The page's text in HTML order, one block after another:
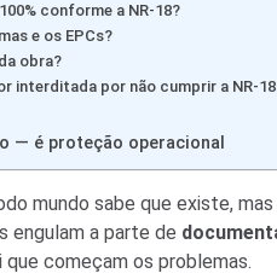
conforme a NR-18?
e os EPCs?
obra?
interditada por não cumprir a NR-
— é proteção operacional
mundo sabe que existe,
engulam a parte de
começam os problemas.